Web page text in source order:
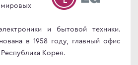
и бытовой техники.
в 1958 году, главный офис
Корея.